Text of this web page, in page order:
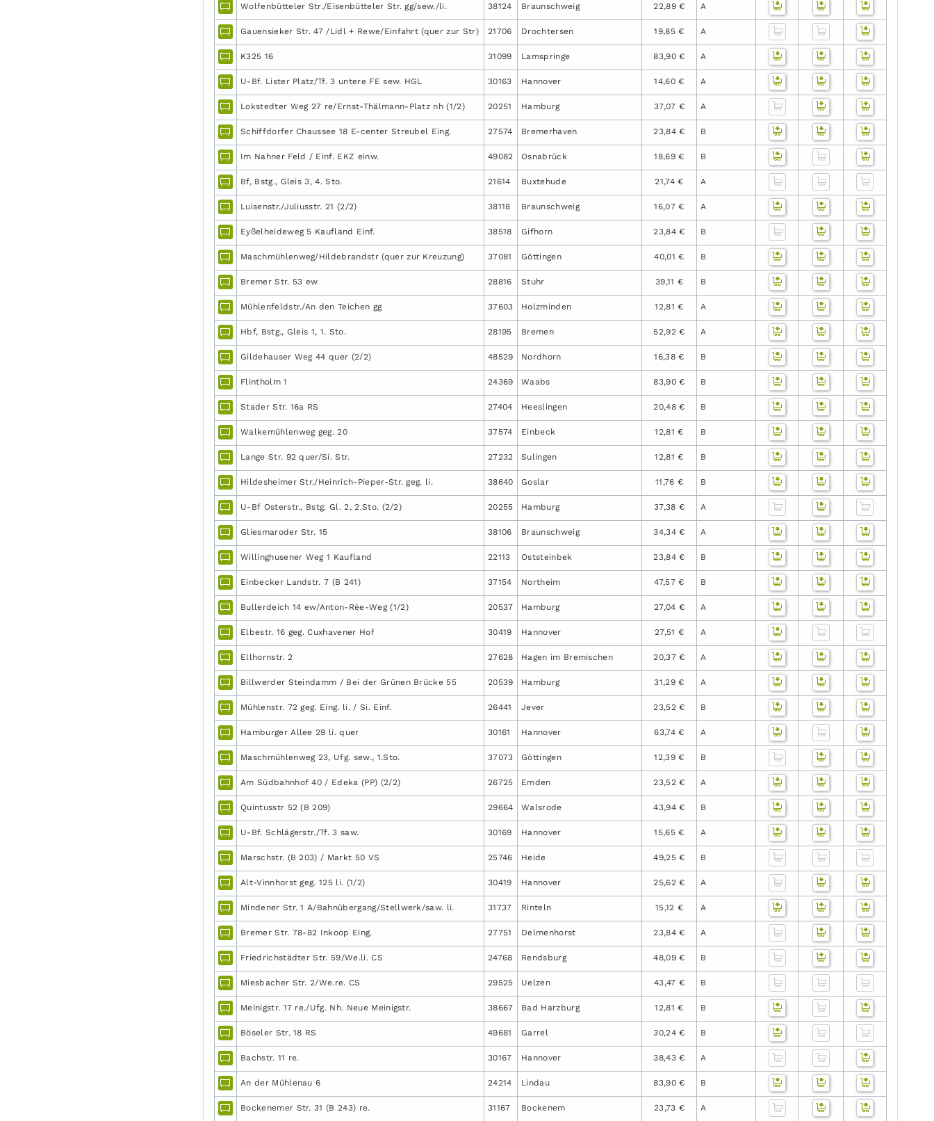
Wolfenbütteler Str./Eisenbütteler Str. gg/sew./li. 38124 Braunschweig 22,89 € A
Gauensieker Str. 47 /Lidl + Rewe/Einfahrt (quer zur Str) 21706 Drochtersen 19,85 € A
K325 16 31099 Lamspringe 83,90 € A
U-Bf. Lister Platz/Tf. 3 untere FE sew. HGL 30163 Hannover 14,60 € A
Lokstedter Weg 27 re/Ernst-Thälmann-Platz nh (1/2) 20251 Hamburg 37,07 € A
Schiffdorfer Chaussee 18 E-center Streubel Eing. 27574 Bremerhaven 23,84 € B
Im Nahner Feld / Einf. EKZ einw. 49082 Osnabrück 18,69 € B
Bf, Bstg., Gleis 3, 4. Sto. 21614 Buxtehude 21,74 € A
Luisenstr./Juliusstr. 21 (2/2) 38118 Braunschweig 16,07 € A
Eyßelheideweg 5 Kaufland Einf. 38518 Gifhorn 23,84 € B
Maschmühlenweg/Hildebrandstr (quer zur Kreuzung) 37081 Göttingen 40,01 € B
Bremer Str. 53 ew 28816 Stuhr 39,11 € B
Mühlenfeldstr./An den Teichen gg 37603 Holzminden 12,81 € A
Hbf, Bstg., Gleis 1, 1. Sto. 28195 Bremen 52,92 € A
Gildehauser Weg 44 quer (2/2) 48529 Nordhorn 16,38 € B
Flintholm 1 24369 Waabs 83,90 € B
Stader Str. 16a RS 27404 Heeslingen 20,48 € B
Walkemühlenweg geg. 20 37574 Einbeck 12,81 € B
Lange Str. 92 quer/Si. Str. 27232 Sulingen 12,81 € B
Hildesheimer Str./Heinrich-Pieper-Str. geg. li. 38640 Goslar 11,76 € B
U-Bf Osterstr., Bstg. Gl. 2, 2.Sto. (2/2) 20255 Hamburg 37,38 € A
Gliesmaroder Str. 15 38106 Braunschweig 34,34 € A
Willinghusener Weg 1 Kaufland 22113 Oststeinbek 23,84 € B
Einbecker Landstr. 7 (B 241) 37154 Northeim 47,57 € B
Bullerdeich 14 ew/Anton-Rée-Weg (1/2) 20537 Hamburg 27,04 € A
Elbestr. 16 geg. Cuxhavener Hof 30419 Hannover 27,51 € A
Ellhornstr. 2 27628 Hagen im Bremischen 20,37 € A
Billwerder Steindamm / Bei der Grünen Brücke 55 20539 Hamburg 31,29 € A
Mühlenstr. 72 geg. Eing. li. / Si. Einf. 26441 Jever 23,52 € B
Hamburger Allee 29 li. quer 30161 Hannover 63,74 € A
Maschmühlenweg 23, Ufg. sew., 1.Sto. 37073 Göttingen 12,39 € B
Am Südbahnhof 40 / Edeka (PP) (2/2) 26725 Emden 23,52 € A
Quintusstr 52 (B 209) 29664 Walsrode 43,94 € B
U-Bf. Schlägerstr./Tf. 3 saw. 30169 Hannover 15,65 € A
Marschstr. (B 203) / Markt 50 VS 25746 Heide 49,25 € B
Alt-Vinnhorst geg. 125 li. (1/2) 30419 Hannover 25,62 € A
Mindener Str. 1 A/Bahnübergang/Stellwerk/saw. li. 31737 Rinteln 15,12 € A
Bremer Str. 78-82 Inkoop Eing. 27751 Delmenhorst 23,84 € A
Friedrichstädter Str. 59/We.li. CS 24768 Rendsburg 48,09 € B
Miesbacher Str. 2/We.re. CS 29525 Uelzen 43,47 € B
Meinigstr. 17 re./Ufg. Nh. Neue Meinigstr. 38667 Bad Harzburg 12,81 € B
Böseler Str. 18 RS 49681 Garrel 30,24 € B
Bachstr. 11 re. 30167 Hannover 38,43 € A
An der Mühlenau 6 24214 Lindau 83,90 € B
Bockenemer Str. 31 (B 243) re. 31167 Bockenem 23,73 € A